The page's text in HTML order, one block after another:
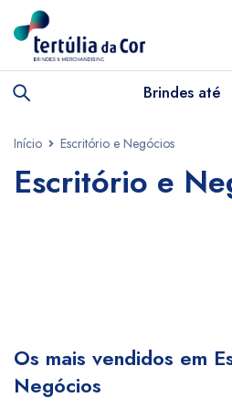
Brindes até
Início Escritório e Negócios
Escritório e
Os mais vendidos em
Negócios